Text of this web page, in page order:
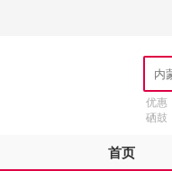
优惠
硒鼓
首页